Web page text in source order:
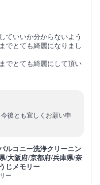
ていいか分からないよう
でとても綺麗になりまし
でとても綺麗にして頂い
後とも宜しくお願い申
ルコニー洗浄クリーニン
/大阪府/京都府/兵庫県/奈
じメモリー
ー